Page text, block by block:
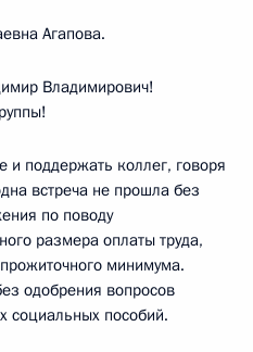
Агапова.
Владимирович!
и поддержать коллег, говоря
встреча не прошла без
по поводу
размера оплаты труда,
минимума.
одобрения вопросов
социальных пособий.